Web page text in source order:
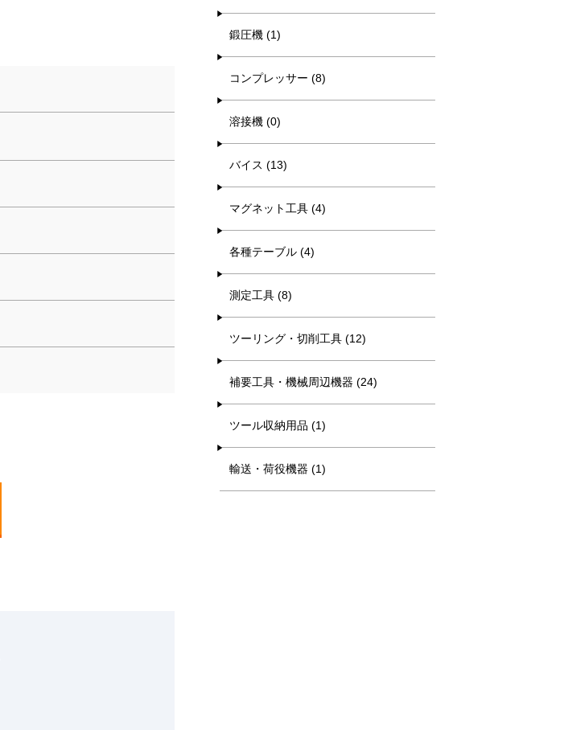
鍛圧機 (1)
コンプレッサー (8)
溶接機 (0)
バイス (13)
マグネット工具 (4)
各種テーブル (4)
測定工具 (8)
ツーリング・切削工具 (12)
補要工具・機械周辺機器 (24)
ツール収納用品 (1)
輸送・荷役機器 (1)